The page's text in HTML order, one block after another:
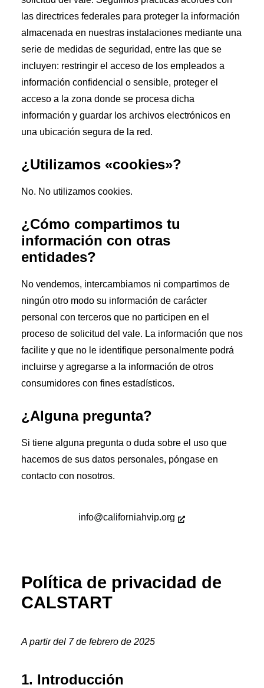
las directrices federales para proteger la información
almacenada en nuestras instalaciones mediante una
serie de medidas de seguridad, entre las que se
incluyen: restringir el acceso de los empleados a
información confidencial o sensible, proteger el
acceso a la zona donde se procesa dicha
información y guardar los archivos electrónicos en
una ubicación segura de la red.
¿Utilizamos «cookies»?
No. No utilizamos cookies.
¿Cómo compartimos tu
información con otras
entidades?
No vendemos, intercambiamos ni compartimos de
ningún otro modo su información de carácter
personal con terceros que no participen en el
proceso de solicitud del vale. La información que nos
facilite y que no le identifique personalmente podrá
incluirse y agregarse a la información de otros
consumidores con fines estadísticos.
¿Alguna pregunta?
Si tiene alguna pregunta o duda sobre el uso que
hacemos de sus datos personales, póngase en
contacto con nosotros.
info@californiahvip.org
Política de privacidad de
CALSTART
A partir del 7 de febrero de 2025
1. Introducción